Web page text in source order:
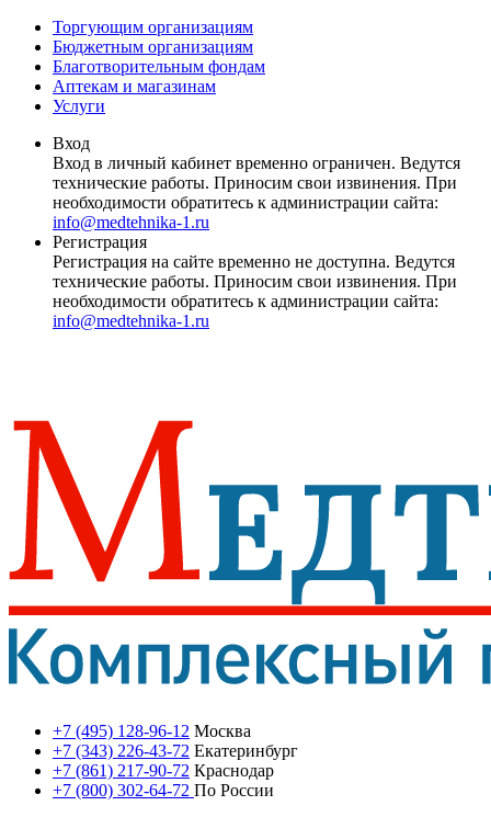
Торгующим организациям
Бюджетным организациям
Благотворительным фондам
Аптекам и магазинам
Услуги
Вход
Вход в личный кабинет временно ограничен. Ведутся
технические работы. Приносим свои извинения. При
необходимости обратитесь к администрации сайта:
info@medtehnika-1.ru
Регистрация
Регистрация на сайте временно не доступна. Ведутся
технические работы. Приносим свои извинения. При
необходимости обратитесь к администрации сайта:
info@medtehnika-1.ru
+7 (495) 128-96-12 Москва
+7 (343) 226-43-72 Екатеринбург
+7 (861) 217-90-72 Краснодар
+7 (800) 302-64-72 По России